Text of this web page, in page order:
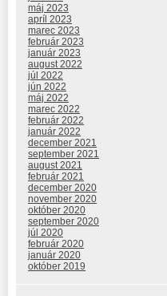
máj 2023
apríl 2023
marec 2023
február 2023
január 2023
august 2022
júl 2022
jún 2022
máj 2022
marec 2022
február 2022
január 2022
december 2021
september 2021
august 2021
február 2021
december 2020
november 2020
október 2020
september 2020
júl 2020
február 2020
január 2020
október 2019